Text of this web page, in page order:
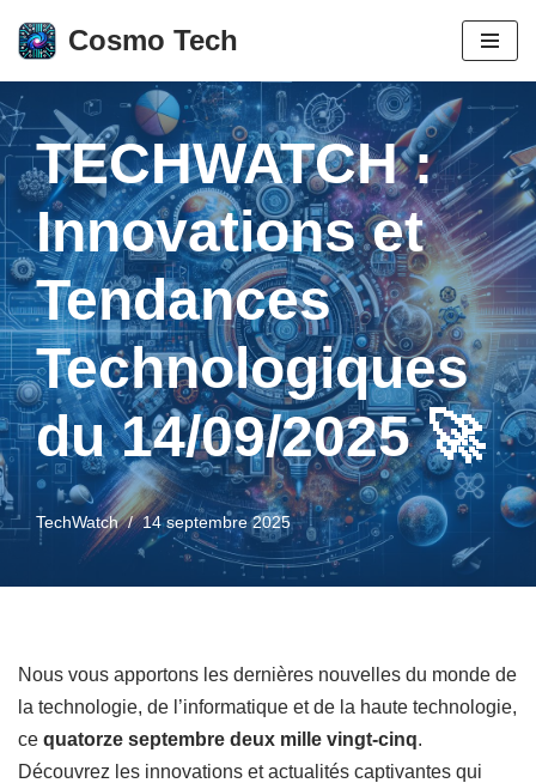
Aller
au
contenu
Cosmo Tech
TECHWATCH :
Innovations et
Tendances
Technologiques
du 14/09/2025 🚀
TechWatch 14 septembre 2025
Nous vous apportons les dernières nouvelles du monde de
la technologie, de l’informatique et de la haute technologie,
ce quatorze septembre deux mille vingt-cinq.
Découvrez les innovations et actualités captivantes qui